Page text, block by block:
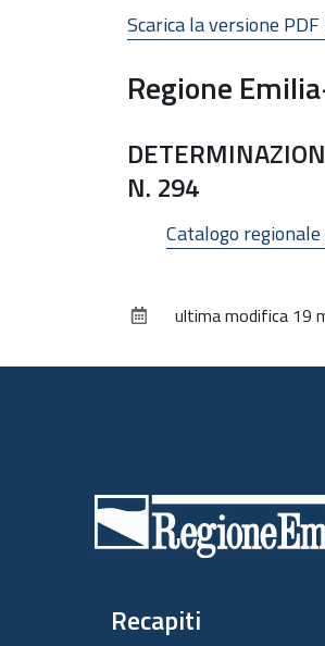
Scarica la versione
Regione
N. 294
Catalogo
ultima modifica 19
Recapiti